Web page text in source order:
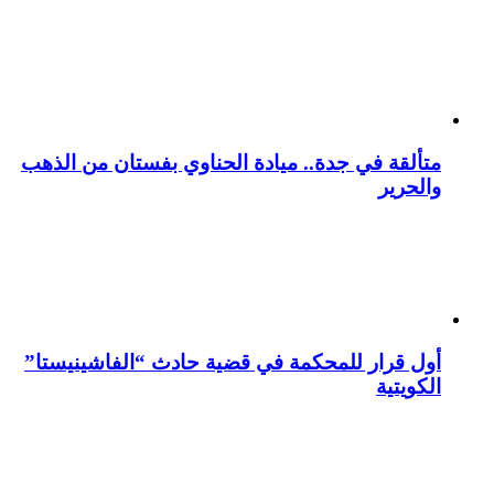
متألقة في جدة.. ميادة الحناوي بفستان من الذهب
والحرير
أول قرار للمحكمة في قضية حادث “الفاشينيستا”
الكويتية